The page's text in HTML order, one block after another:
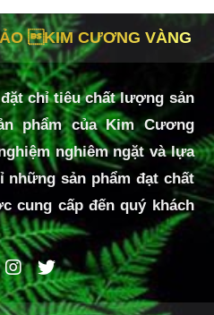
KIM CƯƠNG VÀNG
chỉ tiêu chất lượng sản
phẩm của Kim Cương
nghiêm ngặt và lựa
những sản phẩm đạt chất
cung cấp đến quý khách